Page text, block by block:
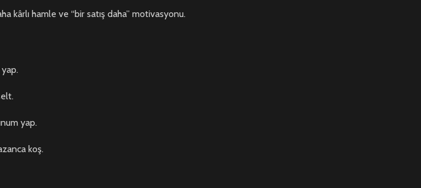
kârlı hamle ve “bir satış daha” motivasyonu.
yap.
yap.
koş.